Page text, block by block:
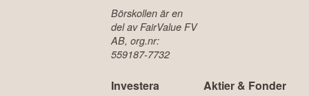
Börskollen är en
del av FairValue FV
AB, org.nr:
559187-7732
Investera Aktier & Fonder